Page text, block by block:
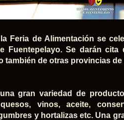
Feria de Alimentación se
Fuentepelayo. Se darán
también de otras provincias de
gran variedad de
vinos, aceite,
y hortalizas etc. Una